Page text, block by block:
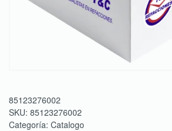
85123276002
SKU: 85123276002
Categoría: Catalogo